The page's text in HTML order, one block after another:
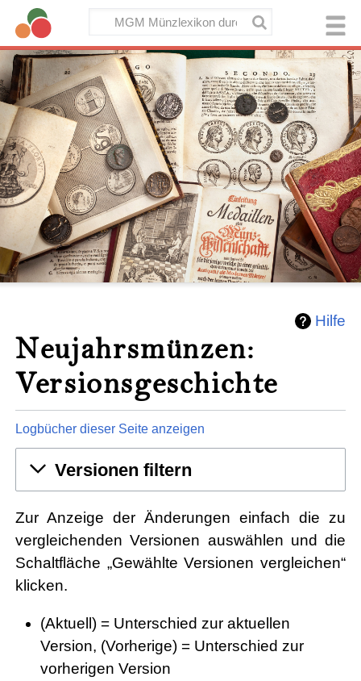
Hilfe
Neujahrsmünzen:
Versionsgeschichte
Logbücher dieser Seite anzeigen
Versionen filtern
Zur Anzeige der Änderungen einfach die zu
vergleichenden Versionen auswählen und die
Schaltfläche „Gewählte Versionen vergleichen“
klicken.
(Aktuell) = Unterschied zur aktuellen
Version, (Vorherige) = Unterschied zur
vorherigen Version